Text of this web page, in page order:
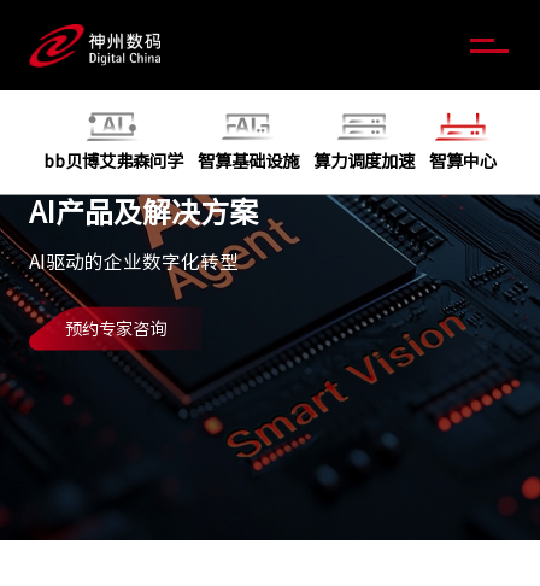
AI产品及解决方案
AI驱动的企业数字化转型
预约专家咨询
bb贝博艾弗森问学 智算基础设施 算力调度加速 智算中心